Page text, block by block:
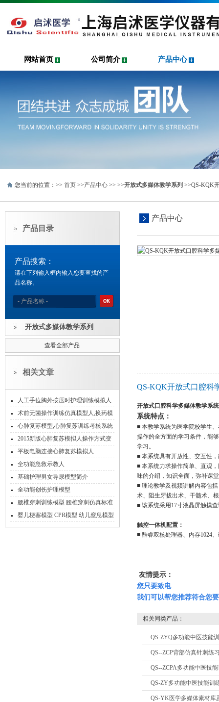
网站首页 公司简介 产品中心
您当前的位置：>> 首页 >>产品中心 >> >>开放式多媒体教学系列 >>QS-KQK
产品中心
QS-KQK开放式口腔科
开放式口腔科学多媒体教学系统
系统特点：
■ 本教学系统为医学院校学生
操作的全方面的学习条件，能
学习。
■ 本系统具有开放性、交互性
■ 本系统力求操作简单、直观
味的介绍，知识全面，弥补课
■ 理论教学及视频讲解内容包
术、阻生牙拔出术、干髓术、
■ 该系统采用17寸液晶屏触摸
触控一体机配置：
■ 酷睿双核处理器、内存1024、
友情提示：
您只要致电
我们可以帮您推荐符合您
相关同类产品：
QS-ZYQ多功能中医技能
QS--ZCP背部仿真针刺练
QS--ZCPA多功能中医技
QS-ZY多功能中医技能训
QS-YK医学多媒体素材库
产品目录
产品搜索：
请在下列输入框内输入您要查找的产
品名称。
开放式多媒体教学系列
查看全部产品
相关文章
人工手位胸外按压时护理训练模拟人
时的功能特点
术前无菌操作训练仿真模型人,换药模
型
心肺复苏模型,心肺复苏训练考核系统
2015新版心肺复苏模拟人操作方式变
化
平板电脑连接心肺复苏模拟人
全功能急救示教人
基础护理男女导尿模型简介
全功能创伤护理模型
腰椎穿刺训练模型 腰椎穿刺仿真标准
化病人
婴儿梗塞模型 CPR模型 幼儿窒息模型
急救方法